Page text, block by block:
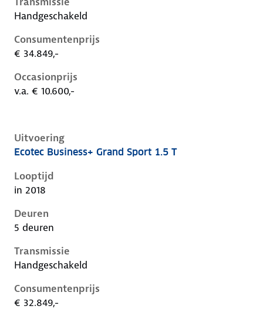
Handgeschakeld
Consumentenprijs
€ 34.849,-
Occasionprijs
v.a. € 10.600,-
Uitvoering
Opel Insignia b, grand sport 1.5 t, 103 kW, Benzine, 5
Ecotec Business+ Grand Sport 1.5 T
Looptijd
in 2018
Deuren
5 deuren
Transmissie
Handgeschakeld
Consumentenprijs
€ 32.849,-